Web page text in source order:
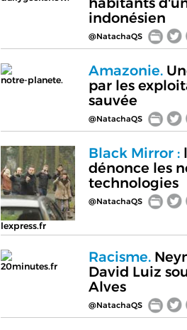
indonésien
@NatachaQS
notre-planete.
Amazonie.
par les
sauvée
@NatachaQS
lexpress.fr
Black Mirror :
dénonce les
technologies
@NatachaQS
20minutes.fr
Racisme.
David Luiz
Alves
@NatachaQS